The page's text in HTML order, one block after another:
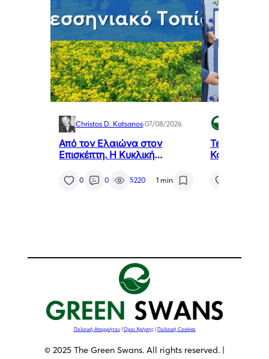
Christos D. Katsanos·07/08/2026
Από τον Ελαιώνα στον
Επισκέπτη. Η Κυκλική
Μέλλον της Μεσσηνίας
0 0 5220 1 min
Τελετή
Καθηκόντων
της Χιλής
Πολιτική Απορρήτου|Όροι Χρήσης| Πολιτική Cookies
© 2025 The Green Swans. All rights reserved. |